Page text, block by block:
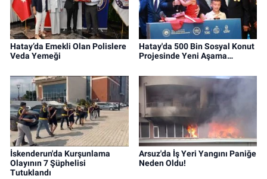
Hatay’da Emekli Olan Polislere
Veda Yemeği
Hatay'da 500 Bin Sosyal Konut
Projesinde Yeni Aşama…
İskenderun'da Kurşunlama
Olayının 7 Şüphelisi
Tutuklandı
Arsuz'da İş Yeri Yangını Paniğe
Neden Oldu!